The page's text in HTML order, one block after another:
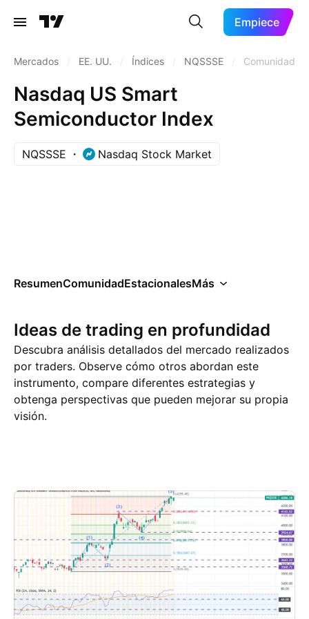
Empiece
Mercados EE. UU. Índices NQSSSE Comunidad
Nasdaq US Smart
Semiconductor Index
NQSSSE Nasdaq Stock Market
ResumenComunidadEstacionalesMás
Ideas de trading en profundidad
Descubra análisis detallados del mercado realizados
por traders. Observe cómo otros abordan este
instrumento, compare diferentes estrategias y
obtenga perspectivas que pueden mejorar su propia
visión.